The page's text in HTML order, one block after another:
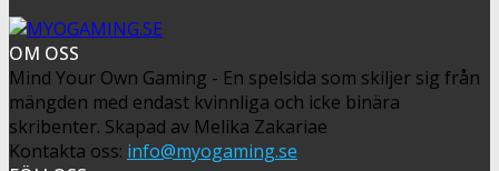
OM OSS
Mind Your Own Gaming - En spelsida som skiljer sig från
mängden med endast kvinnliga och icke binära
skribenter. Skapad av Melika Zakariae
Kontakta oss: info@myogaming.se